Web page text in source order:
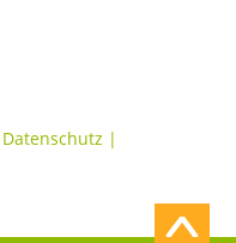
Datenschutz |